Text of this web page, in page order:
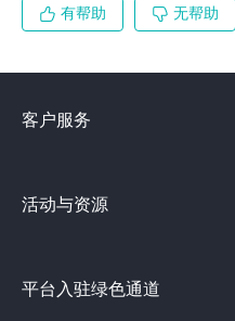
有帮助 无帮助
客户服务
活动与资源
平台入驻绿色通道